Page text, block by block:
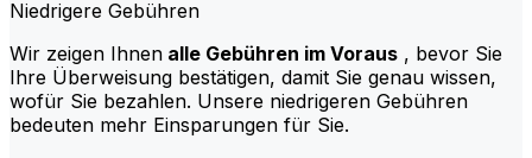
Niedrigere Gebühren
Wir zeigen Ihnen alle Gebühren im Voraus , bevor Sie
Ihre Überweisung bestätigen, damit Sie genau wissen,
wofür Sie bezahlen. Unsere niedrigeren Gebühren
bedeuten mehr Einsparungen für Sie.